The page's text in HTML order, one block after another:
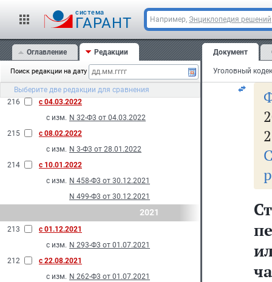
cистема
ГАРАНТ Например, Энциклопедия решений
Оглавление Редакции
Поиск редакции на дату
Выберите две редакции для сравнения
с изм.
N 63-Ф3 от 25.03.2022
218
с 17.03.2022
с изм.
N 38-Ф3 от 06.03.2022
217
с 09.03.2022
с изм. N 49-Ф3 от 09.03.2022
216
с 04.03.2022
с изм. N 32-Ф3 от 04.03.2022
215
с 08.02.2022
с изм. N 3-Ф3 от 28.01.2022
214
с 10.01.2022
с изм. N 458-Ф3 от 30.12.2021
N 499-Ф3 от 30.12.2021
2021
213
с 01.12.2021
с изм. N 293-Ф3 от 01.07.2021
212
с 22.08.2021
с изм. N 262-Ф3 от 01.07.2021
Документ